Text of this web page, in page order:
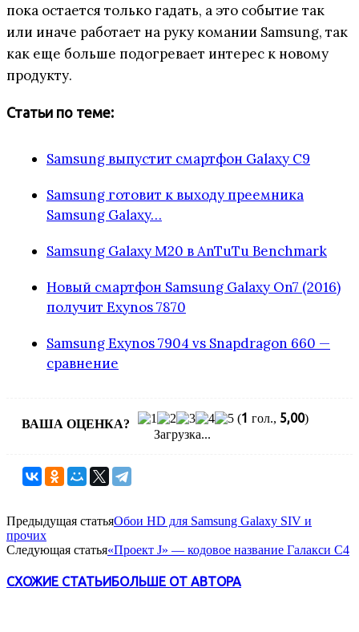
пока остается только гадать, а это событие так
или иначе работает на руку комании Samsung, так
как еще больше подогревает интерес к новому
продукту.
Статьи по теме:
Samsung выпустит смартфон Galaxy C9
Samsung готовит к выходу преемника
Samsung Galaxy…
Samsung Galaxy M20 в AnTuTu Benchmark
Новый смартфон Samsung Galaxy On7 (2016)
получит Exynos 7870
Samsung Exynos 7904 vs Snapdragon 660 —
сравнение
ВАША ОЦЕНКА? (1 гол., 5,00)
Загрузка...
Предыдущая статьяОбои HD для Samsung Galaxy SIV и
прочих
Следующая статья«Проект J» — кодовое название Галакси С4
СХОЖИЕ СТАТЬИБОЛЬШЕ ОТ АВТОРА